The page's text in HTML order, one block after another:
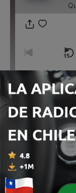
Episodios
1 - Misterio
14 mar. 2021